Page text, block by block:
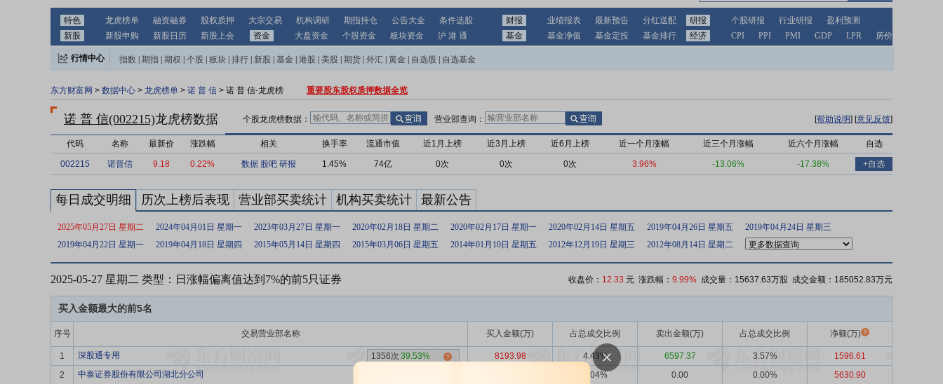
特色 龙虎榜单 融资融券 股权质押 大宗交易 机构调研 期指持仓 公告大全 条件选股 财报 业绩报表 最新预告 分红送配 研报 个股研报 行业研报
盈利预测
新股
新股申购 新股日历 新股上会 资金 大盘资金 个股资金 板块资金 沪 港 通 基金 基金净值 基金定投 基金排行 经济 CPI PPI PMI GDP LPR 房价
行情中心 指数 期指 期权 个股 板块 排行 新股 基金 港股 美股 期货 外汇 黄金 自选股 自选基金
东方财富网 > 数据中心 > 龙虎榜单 > 诺 普 信 > 诺 普 信-龙虎榜 重要股东股权质押数据全览
诺 普 信(002215)龙虎榜数据 个股龙虎榜数据： 营业部查询： [帮助说明] [意见反馈]
代码 名称 最新价 涨跌幅 相关 换手率 流通市值 近1月上榜 近3月上榜 近6月上榜 近一个月涨幅 近三个月涨幅 近六个月涨幅 自选
002215 诺普信 9.18 0.22% 数据 股吧 研报 1.45% 74亿 0次 0次 0次 3.96% -13.06% -17.38% +自选
每日成交明细 历次上榜后表现 营业部买卖统计 机构买卖统计 最新公告
2025年05月27日 星期二 2024年04月01日 星期一 2023年03月27日 星期一 2020年02月18日 星期二 2020年02月17日 星期一 2020年02月14日 星期五 2019年04月26日 星期五
2019年04月24日 星期三
2019年04月22日 星期一
2019年04月18日 星期四 2015年05月14日 星期四 2015年03月06日 星期五 2014年01月10日 星期五 2012年12月19日 星期三 2012年08月14日 星期二
2025-05-27 星期二 类型：日涨幅偏离值达到7%的前5只证券 收盘价： 12.33 元 涨跌幅： 9.99% 成交量：15637.63万股 成交金额：185052.83万元
买入金额最大的前5名
序号 交易营业部名称 买入金额(万) 占总成交比例 卖出金额(万) 占总成交比例 净额(万)
1 深股通专用 1356次 39.53% 8193.98 4.43% 6597.37 3.57%
1596.61
2
中泰证券股份有限公司湖北分公司 3.04% 0.00 0.00%
5630.90